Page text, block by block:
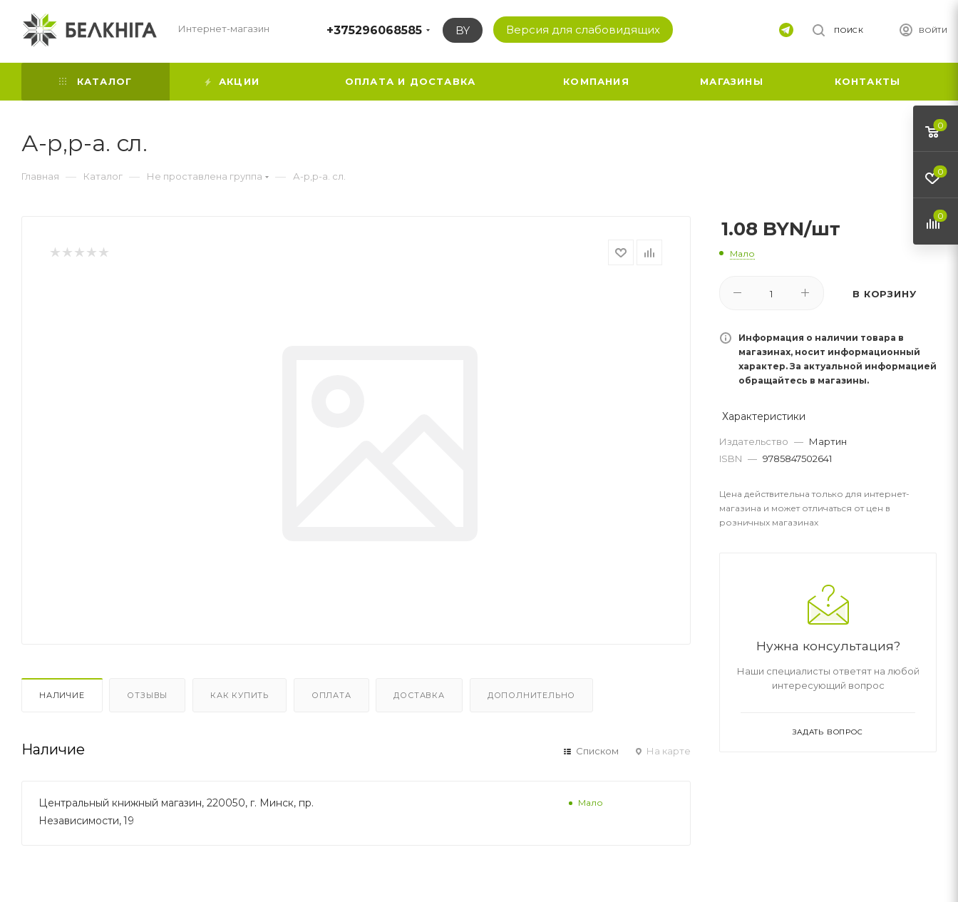
Интернет-магазин +375296068585 BY Версия для слабовидящих ВОЙТИ
ПОИСК
КАТАЛОГ АКЦИИ ОПЛАТА И ДОСТАВКА КОМПАНИЯ МАГАЗИНЫ КОНТАКТЫ
А-р,р-а. сл.
Главная — Каталог — Не проставлена группа — А-р,р-а. сл.
НАЛИЧИЕ ОТЗЫВЫ КАК КУПИТЬ ОПЛАТА ДОСТАВКА ДОПОЛНИТЕЛЬНО
Наличие Списком На карте
Центральный книжный магазин, 220050, г. Минск, пр.
Независимости, 19
Мало
1.08 BYN/шт
Мало
В КОРЗИНУ
Информация о наличии товара в
магазинах, носит информационный
характер. За актуальной информацией
обращайтесь в магазины.
Характеристики
Издательство — Мартин
ISBN — 9785847502641
Цена действительна только для интернет-
магазина и может отличаться от цен в
розничных магазинах
Нужна консультация?
Наши специалисты ответят на любой
интересующий вопрос
ЗАДАТЬ ВОПРОС
0
0
0